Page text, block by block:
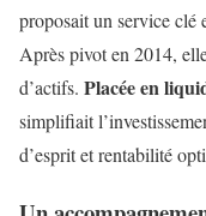
proposait un service clé
Après pivot en 2014,
d’actifs. Placée en
simplifiait
d’esprit et rentabilité